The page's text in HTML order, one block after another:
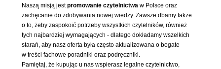
Naszą misją jestpromowanie czytelnictwa w Polsce oraz
zachęcanie do zdobywania nowej wiedzy. Zawsze dbamy także
o to, żeby zaspokoić potrzeby wszystkich czytelników, również
tych najbardziej wymagających - dlatego dokładamy wszelkich
starań, aby nasz oferta była często aktualizowana o bogate
w treści fachowe poradniki oraz podręczniki.
Pamiętaj, że kupując u nas wspierasz legalne czytelnictwo,